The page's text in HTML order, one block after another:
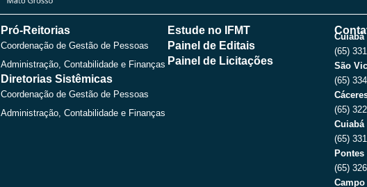
b
i
u
b
e
Pró-Reitorias
Coordenação de Gestão de Pessoas
Administração, Contabilidade e Finanças
Diretorias Sistêmicas
Coordenação de Gestão de Pessoas
Administração, Contabilidade e Finanças
Estude no IFMT
Painel de Editais
Painel de Licitações
Cuiabá
(65)
São
(65)
(65)
Cuiabá
(65)
Pontes
(65)